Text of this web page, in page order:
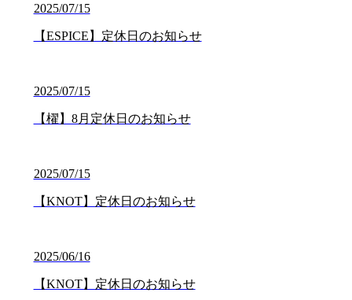
2025/07/15
【ESPICE】定休日のお知らせ
2025/07/15
【櫂】8月定休日のお知らせ
2025/07/15
【KNOT】定休日のお知らせ
2025/06/16
【KNOT】定休日のお知らせ